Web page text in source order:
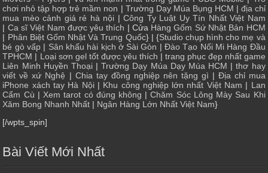
chơi nhỏ tập hợp trẻ mầm non | Trường Dạy Múa Bụng HCM | địa chỉ
mua mèo cảnh giá rẻ hà nội |Công Ty Luật Uy Tín Nhất Việt Nam
| Ca sĩ Việt Nam được yêu thích | Cửa Hàng Gốm Sứ Nhật Bản HCM
| Phân Biệt Gốm Nhật Và Trung Quốc} | {Studio chụp hình cho mẹ và
bé gò vấp | Sân khấu hài kịch ở Sài Gòn |Đào Tạo Nối Mi Hàng Đầu
TPHCM | Loại sơn gel tốt được yêu thích | trang phục đẹp nhất game
Liên Minh Huyền Thoại|Trường Dạy Múa Dạy Múa HCM |thơ hay
viết về xứ Nghệ | Chia tay đồng nghiệp nên tặng gì | Địa chỉ mua
iPhone xách tay Hà Nội| Khu công nghiệp lớn nhất Việt Nam | Lan
Cẩm Cù | Xem tarot có đúng không |Chăm Sóc Lông Mày Sau Khi
Xăm Bong Nhanh Nhất | Ngân Hàng Lớn Nhất Việt Nam}
[/wpts_spin]
Bài Viết Mới Nhất